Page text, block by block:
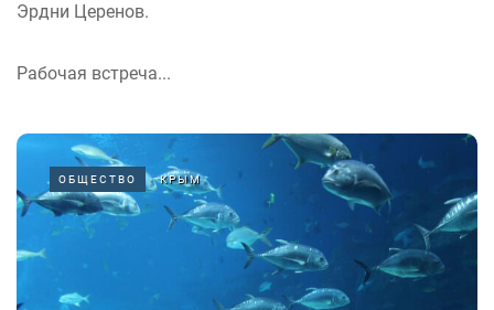
Эрдни Церенов.
Рабочая встреча...
ОБЩЕСТВО КРЫМ